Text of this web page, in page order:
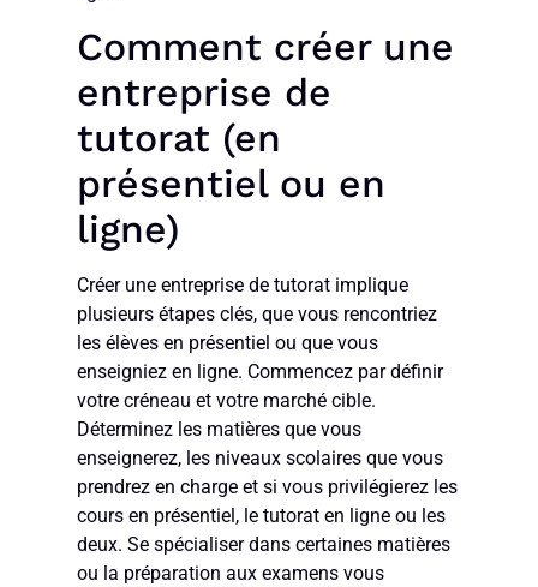
Comment créer une
entreprise de
tutorat (en
présentiel ou en
ligne)
Créer une entreprise de tutorat implique
plusieurs étapes clés, que vous rencontriez
les élèves en présentiel ou que vous
enseigniez en ligne. Commencez par définir
votre créneau et votre marché cible.
Déterminez les matières que vous
enseignerez, les niveaux scolaires que vous
prendrez en charge et si vous privilégierez les
cours en présentiel, le tutorat en ligne ou les
deux. Se spécialiser dans certaines matières
ou la préparation aux examens vous